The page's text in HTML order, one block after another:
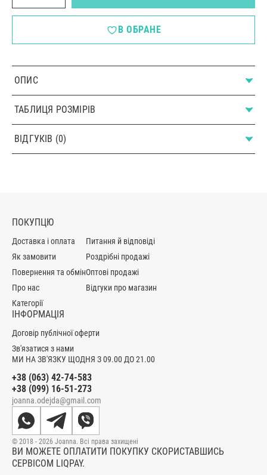
В ОБРАНЕ
ОПИС
ТАБЛИЦЯ РОЗМІРІВ
ВІДГУКІВ (0)
МИ НА ЗВ'ЯЗКУ ЩОДНЯ З 09.00 ДО 21.00
+38 (063) 42-74-583
+38 (099) 16-51-273
joanna.odejda@gmail.com
ПОКУПЦЮ
Доставка і оплата
Як замовити
Повернення та обмін
Про нас
Категорії
Питання й відповіді
Роздрібні продажі
Оптові продажі
Відгуки про магазин
ІНФОРМАЦІЯ
Договір публічної оферти
Зв'язатися з нами
ВИ МОЖЕТЕ ОПЛАТИТИ ПОКУПКУ СКОРИСТАВШИСЬ
СЕРВІСОМ LIQPAY.
© 2018 - 2026 Joanna. Всі права захищені